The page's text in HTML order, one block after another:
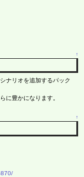
↑
ナリオを追加するパック
に豊かになります。
↑